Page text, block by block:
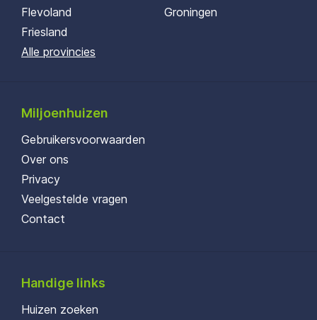
Flevoland
Friesland
Groningen
Alle provincies
Miljoenhuizen
Gebruikersvoorwaarden
Over ons
Privacy
Veelgestelde vragen
Contact
Handige links
Huizen zoeken